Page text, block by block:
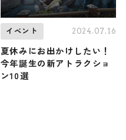
イベント 2024.07.16
夏休みにお出かけしたい！
今年誕生の新アトラクショ
ン10選